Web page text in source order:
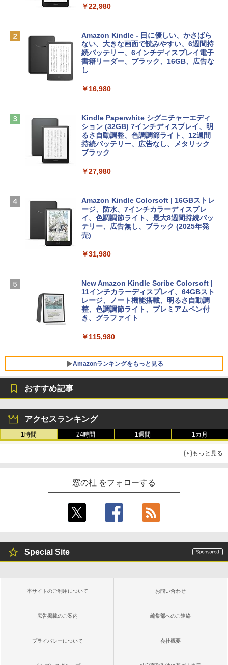
ィゴ + 3年延長 AppleCare+ for 13インチ
￥162,598
tomtoc 360°保護 15.6 16インチ パソコ
ンケース Dell NEC Lavie ASUS HP dyna
Apple 2026 MacBook Air M5チップ搭載
13インチノートブック：AIとApple Intell
igence、13.6インチLiquid Retinaディ
スプレイ、24GBユニファイドメモリ、1
ームカメラ、日本語キーボード、Touch I
￥298,901
【Amazon.co.jp限定】 HP ノートパソコ
ン 15-fd 15.6インチ 16GBメモリ 512GB
FMV ノートパソコン WE1-K3 (MS 365 P
ersonal/Copilotキー搭載/Win 11/15.6型/
Core i5/16GB/SSD 512GB/ホワイト) FM
VWK3E15W_AZ
￥139,880
￥1,300
Microsoft Office Home & Business 202
4(最新 永続版)|オンラインコード版|Wind
ows11、10/mac対応|PC2台
￥39,582
インゲームコード】 ロブロックス | オン
ラインコード版
￥3,200
Robloxギフトカード - 1000 Robux 【限
ラインコード版
￥1,600
ト): Java & Bedrock Edition | オンライ
￥3,600
出す プロンプトの言葉 AI画像生成シリー
ズ (はぴーイラストLabo)
￥480
ClaudeCode いちばんやさしい 教科書:
にもKindle出版にも！ 非エンジニアのた
めのAIコーディング入門シリーズ
￥99
1冊ですべて身につくHTML & CSSとWe
￥2,326
FM TOWNS ハイパー・カタログ: 本体ハ
ェクトリストと最新エミュレータ紹介
￥22,980
Amazon Kindle - 目に優しい、かさばら
ない、大きな画面で読みやすい、6週間持
続バッテリー、6インチディスプレイ電子
書籍リーダー、ブラック、16GB、広告な
し
￥16,980
Kindle Paperwhite シグニチャーエディ
ション (32GB) 7インチディスプレイ、明
るさ自動調整、色調調節ライト、12週間
持続バッテリー、広告なし、メタリック
ブラック
￥27,980
Amazon Kindle Colorsoft | 16GBストレ
ージ、防水、7インチカラーディスプレ
イ、色調調節ライト、最大8週間持続バッ
テリー、広告無し、ブラック (2025年発
売)
￥31,980
New Amazon Kindle Scribe Colorsoft |
11インチカラーディスプレイ、64GBスト
レージ、ノート機能搭載、明るさ自動調
整、色調調節ライト、プレミアムペン付
き、グラファイト
￥115,980
Amazonランキングをもっと見る
おすすめ記事
アクセスランキング
1時間 24時間 1週間 1カ月
もっと見る
窓の杜 をフォローする
Special Site
本サイトのご利用について お問い合わせ
広告掲載のご案内 編集部へのご連絡
プライバシーについて 会社概要